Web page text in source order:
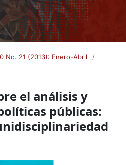
No. 21 (2013): Enero-Abril
/
el análisis y
públicas: